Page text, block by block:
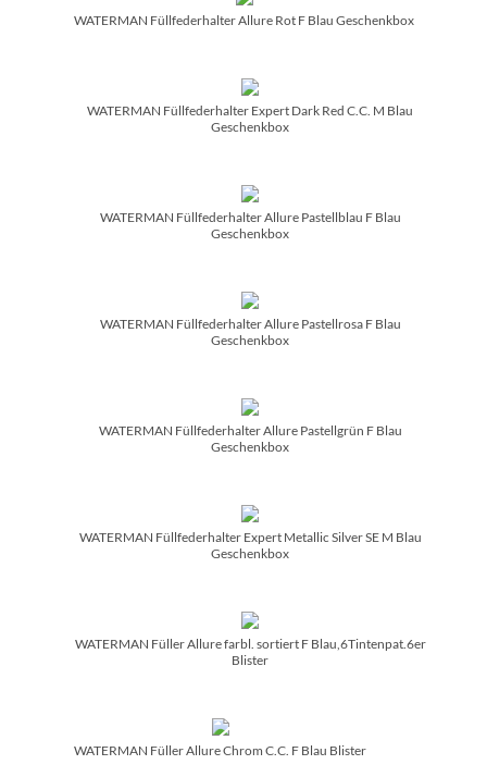
WATERMAN Füllfederhalter Allure Rot F Blau Geschenkbox
WATERMAN Füllfederhalter Expert Dark Red C.C. M Blau
Geschenkbox
WATERMAN Füllfederhalter Allure Pastellblau F Blau
Geschenkbox
WATERMAN Füllfederhalter Allure Pastellrosa F Blau
Geschenkbox
WATERMAN Füllfederhalter Allure Pastellgrün F Blau
Geschenkbox
WATERMAN Füllfederhalter Expert Metallic Silver SE M Blau
Geschenkbox
WATERMAN Füller Allure farbl. sortiert F Blau,6Tintenpat.6er
Blister
WATERMAN Füller Allure Chrom C.C. F Blau Blister